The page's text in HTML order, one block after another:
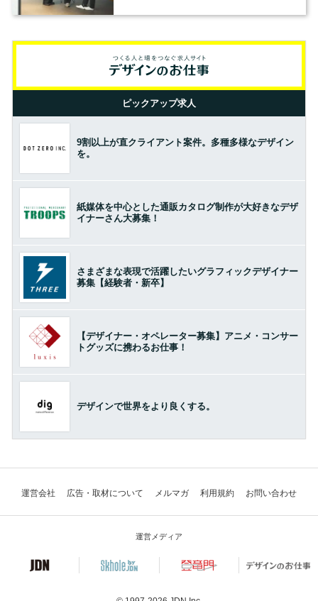
ピックアップ求人
9割以上が直クライアント案件。多種多様なデザイン
を。
紙媒体を中心とした通販カタログ制作が大好きなデザ
イナーさん大募集！
さまざまな表現で活躍したいグラフィックデザイナー
募集【経験者・新卒】
【デザイナー・オペレーター募集】アニメ・コンサー
トグッズに携わるお仕事！
デザインで世界をより良くする。
運営会社 広告・取材について メルマガ 利用規約 お問い合わせ
運営メディア